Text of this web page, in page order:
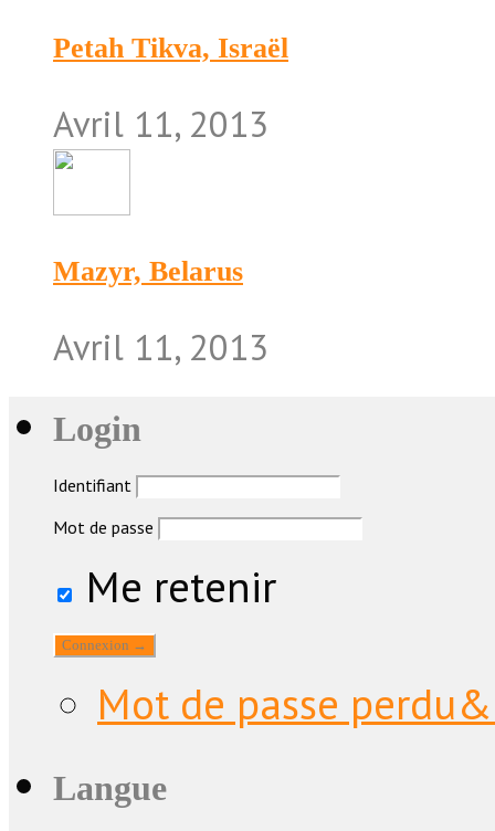
Petah Tikva, Israël
Avril 11, 2013
Mazyr, Belarus
Avril 11, 2013
Login
Identifiant
Mot de passe
Me retenir
Mot de passe
Langue